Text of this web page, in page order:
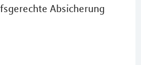
Absicherung